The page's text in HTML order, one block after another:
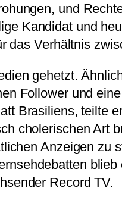
und
Kandidat und
das Verhältnis
gehetzt.
Follower und
Brasiliens, teilte
cholerischen Art
Anzeigen zu
Record TV.